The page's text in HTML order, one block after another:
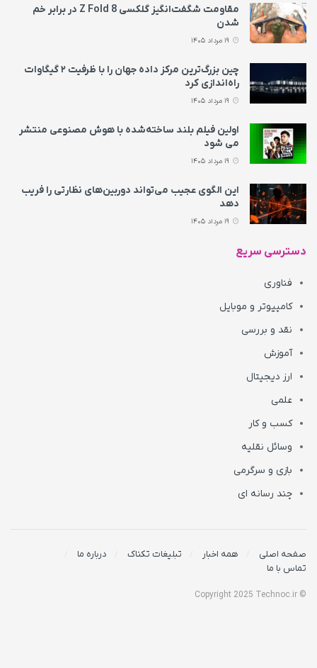
مقاومت شگفت‌انگیز گلکسی Z Fold 8 در برابر خم
شدن
چین بزرگ‌ترین مرکز داده جهان را با ظرفیت ۲ گیگاوات
راه‌اندازی کرد
اولین فیلم بلند ساخته‌شده با هوش مصنوعی منتشر
می‌ شود
این الگوی عجیب می‌تواند دوربین‌های نظارتی را فریب
دهد
دسترسی سریع
فناوری
کامپیوتر و موبایل
نقد و بررسی
آموزش
ارز دیجیتال
علمی
کسب و کار
وسائل نقلیه
بازی و سرگرمی
چند رسانه ای
صفحه اصلی همه اخبار تبلیغات تکناک
درباره ما
تماس با ما
© Copyright 2025 Technoc.ir